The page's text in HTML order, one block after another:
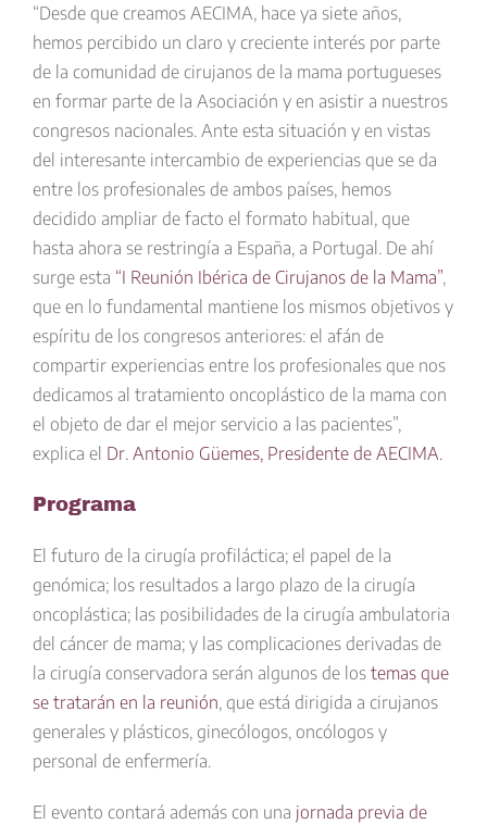
“Desde que creamos AECIMA, hace ya siete años,
hemos percibido un claro y creciente interés por parte
de la comunidad de cirujanos de la mama portugueses
en formar parte de la Asociación y en asistir a nuestros
congresos nacionales. Ante esta situación y en vistas
del interesante intercambio de experiencias que se da
entre los profesionales de ambos países, hemos
decidido ampliar de facto el formato habitual, que
hasta ahora se restringía a España, a Portugal. De ahí
surge esta “I Reunión Ibérica de Cirujanos de la Mama”,
que en lo fundamental mantiene los mismos objetivos y
espíritu de los congresos anteriores: el afán de
compartir experiencias entre los profesionales que nos
dedicamos al tratamiento oncoplástico de la mama con
el objeto de dar el mejor servicio a las pacientes”,
explica el Dr. Antonio Güemes, Presidente de AECIMA.
Programa
El futuro de la cirugía profiláctica; el papel de la
genómica; los resultados a largo plazo de la cirugía
oncoplástica; las posibilidades de la cirugía ambulatoria
del cáncer de mama; y las complicaciones derivadas de
la cirugía conservadora serán algunos de los temas que
se tratarán en la reunión, que está dirigida a cirujanos
generales y plásticos, ginecólogos, oncólogos y
personal de enfermería.
El evento contará además con una jornada previa de